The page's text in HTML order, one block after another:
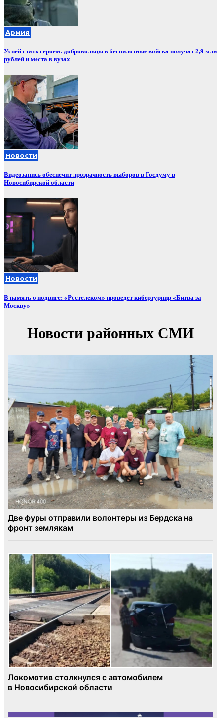
Армия
Успей стать героем: добровольцы в беспилотные войска получат 2,9 млн
рублей и места в вузах
Новости
Видеозапись обеспечит прозрачность выборов в Госдуму в
Новосибирской области
Новости
В память о подвиге: «Ростелеком» проведет кибертурнир «Битва за
Москву»